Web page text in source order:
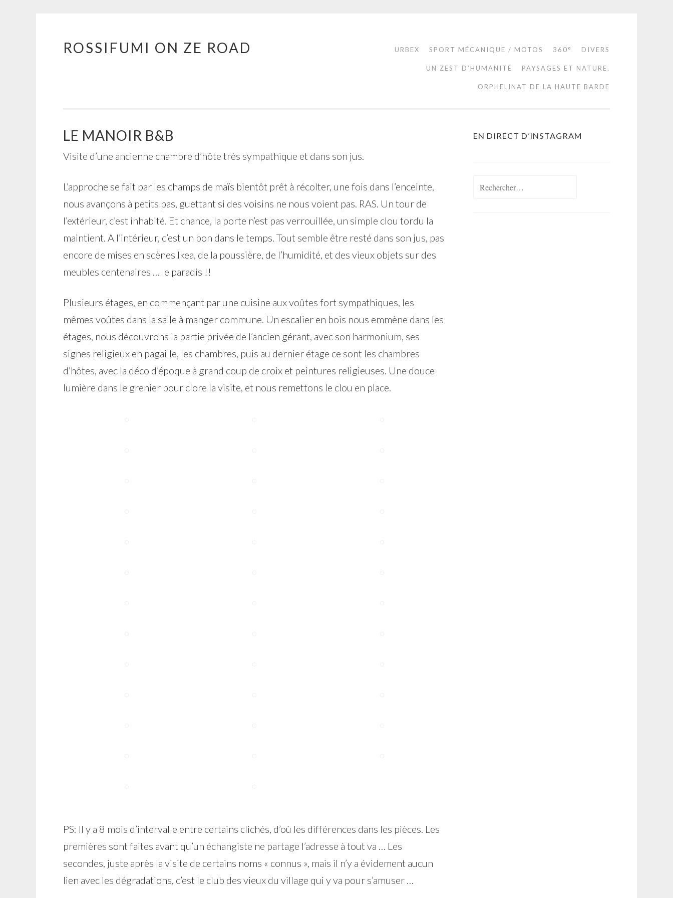
Aller
ROSSIFUMI ON ZE ROAD URBEX SPORT MÉCANIQUE / MOTOS 360° DIVERS
UN ZEST D’HUMANITÉ PAYSAGES ET NATURE.
ORPHELINAT DE LA HAUTE BARDE
LE MANOIR B&B
Visite d’une ancienne chambre d’hôte très sympathique et dans son jus.
L’approche se fait par les champs de maïs bientôt prêt à récolter, une fois dans l’enceinte,
nous avançons à petits pas, guettant si des voisins ne nous voient pas. RAS. Un tour de
l’extérieur, c’est inhabité. Et chance, la porte n’est pas verrouillée, un simple clou tordu la
maintient. A l’intérieur, c’est un bon dans le temps. Tout semble être resté dans son jus, pas
encore de mises en scènes Ikea, de la poussière, de l’humidité, et des vieux objets sur des
meubles centenaires … le paradis !!
Plusieurs étages, en commençant par une cuisine aux voûtes fort sympathiques, les
mêmes voûtes dans la salle à manger commune. Un escalier en bois nous emmène dans les
étages, nous découvrons la partie privée de l’ancien gérant, avec son harmonium, ses
signes religieux en pagaille, les chambres, puis au dernier étage ce sont les chambres
d’hôtes, avec la déco d’époque à grand coup de croix et peintures religieuses. Une douce
lumière dans le grenier pour clore la visite, et nous remettons le clou en place.
PS: Il y a 8 mois d’intervalle entre certains clichés, d’où les différences dans les pièces. Les
premières sont faites avant qu’un échangiste ne partage l’adresse à tout va … Les
secondes, juste après la visite de certains noms « connus », mais il n’y a évidement aucun
lien avec les dégradations, c’est le club des vieux du village qui y va pour s’amuser …
EN DIRECT D’INSTAGRAM